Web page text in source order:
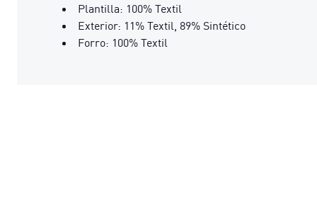
Plantilla: 100% Textil
Exterior: 11% Textil, 89% Sintético
Forro: 100% Textil